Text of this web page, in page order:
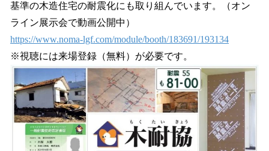
基準の木造住宅の耐震化にも取り組んでいます。（オン
ライン展示会で動画公開中）
https://www.noma-lgf.com/module/booth/183691/193134
※視聴には来場登録（無料）が必要です。